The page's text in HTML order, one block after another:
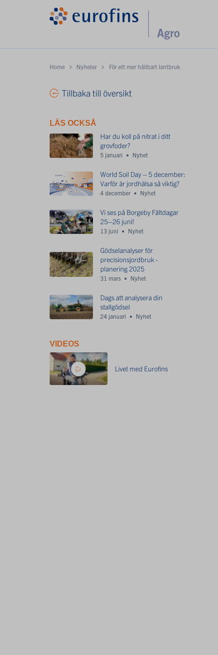
Home Nyheter För ett mer hållbart lantbruk
Tillbaka till översikt
LÄS OCKSÅ
Har du koll på nitrat i ditt
grovfoder?
5 januari Nyhet
World Soil Day – 5 december:
Varför är jordhälsa så viktig?
4 december Nyhet
Vi ses på Borgeby Fältdagar
25–26 juni!
13 juni Nyhet
Gödselanalyser för
precisionsjordbruk -
planering 2025
31 mars Nyhet
Dags att analysera din
stallgödsel
24 januari Nyhet
VIDEOS
Livet med Eurofins